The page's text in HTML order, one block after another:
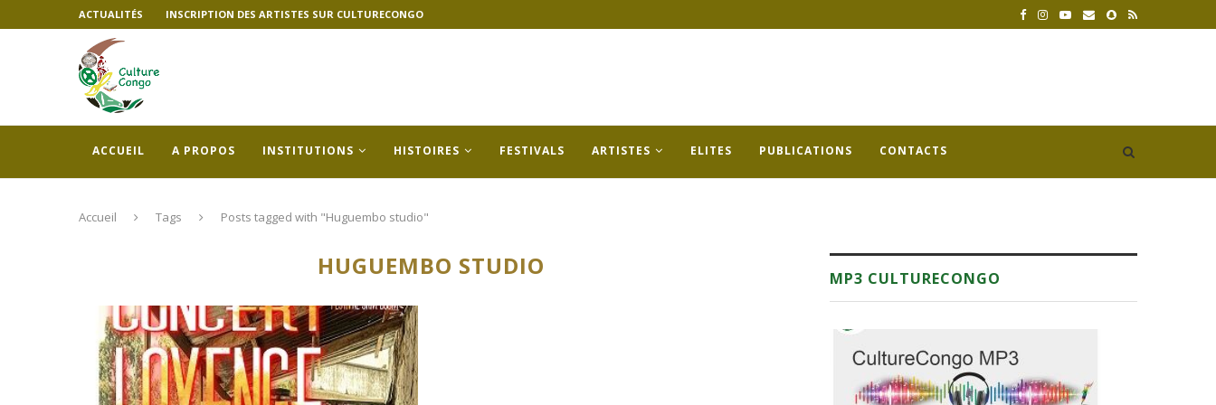
ACTUALITÉS INSCRIPTION DES ARTISTES SUR CULTURECONGO
ACCUEIL A PROPOS INSTITUTIONS HISTOIRES FESTIVALS ARTISTES ELITES PUBLICATIONS CONTACTS
Accueil Tags Posts tagged with "Huguembo studio"
HUGUEMBO STUDIO MP3 CULTURECONGO